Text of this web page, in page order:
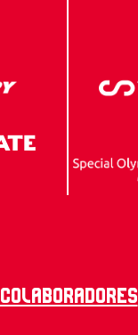
Colaboradores